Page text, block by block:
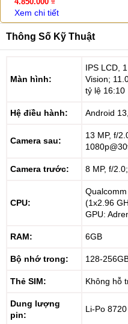
Xem chi tiết
Thông Số Kỹ Thuật
Màn hình:
IPS LCD,
Vision;
tỷ lệ 16:10
Hệ điều hành: Android
Camera sau:
13 MP, f/
Camera trước: 8 MP, f/
CPU:
(1x2.96
GPU:
RAM: 6GB
Bộ nhớ trong: 128-
Thẻ SIM: Không hỗ
Dung lượng
pin:
Li-Po